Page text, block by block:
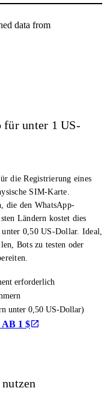
data from
unter 1 US-
die Registrierung eines
SIM-Karte.
die den WhatsApp-
Ländern kostet dies
0,50 US-Dollar. Ideal,
Bots zu testen oder
erforderlich
unter 0,50 US-Dollar)
1 $